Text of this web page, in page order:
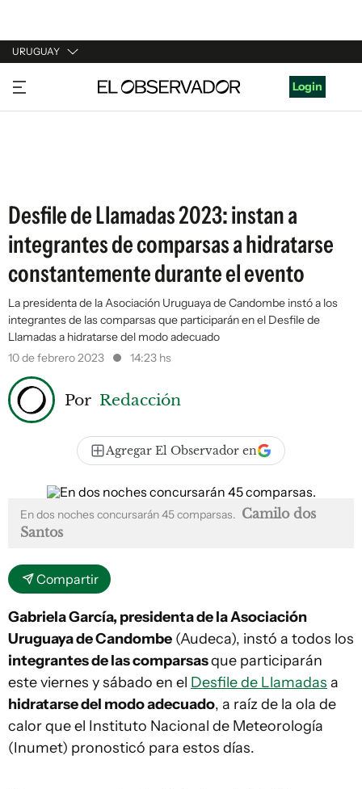
URUGUAY
URUGUAY
ARGENTINA
Login
Desfile de Llamadas 2023: instan a
integrantes de comparsas a hidratarse
constantemente durante el evento
La presidenta de la Asociación Uruguaya de Candombe instó a los
integrantes de las comparsas que participarán en el Desfile de
Llamadas a hidratarse del modo adecuado
10 de febrero 2023
14:23 hs
Por Redacción
Agregar El Observador en
En dos noches concursarán 45 comparsas. Camilo dos
Santos
Compartir
Gabriela García, presidenta de la Asociación
Uruguaya de Candombe (Audeca), instó a todos los
integrantes de las comparsasque participarán
este viernes y sábado en el Desfile de Llamadas a
hidratarse del modo adecuado, a raíz de la ola de
calor que el Instituto Nacional de Meteorología
(Inumet) pronosticó para estos días.